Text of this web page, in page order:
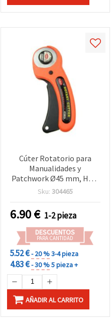
Cúter Rotatorio para
Manualidades y
Patchwork Ø45 mm, Hoja
de Acero de Carburo de
con Autobloqueo
Sku: 304465
6.90€ 1-2 pieza
DESCUENTOS
PARA CANTIDAD
5.52 €- 20 %3-4 pieza
4.83 €- 30 %5 pieza +
AÑADIR AL CARRITO